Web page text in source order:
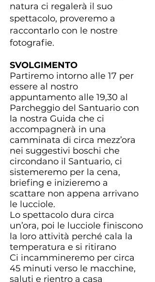
natura ci regalerà il suo
spettacolo, proveremo a
raccontarlo con le nostre
fotografie.
SVOLGIMENTO
Partiremo intorno alle 17 per
essere al nostro
appuntamento alle 19,30 al
Parcheggio del Santuario con
la nostra Guida che ci
accompagnerà in una
camminata di circa mezz’ora
nei suggestivi boschi che
circondano il Santuario, ci
sistemeremo per la cena,
briefing e inizieremo a
scattare non appena arrivano
le lucciole.
Lo spettacolo dura circa
un’ora, poi le lucciole finiscono
la loro attività perché cala la
temperatura e si ritirano
Ci incammineremo per circa
45 minuti verso le macchine,
saluti e rientro a casa